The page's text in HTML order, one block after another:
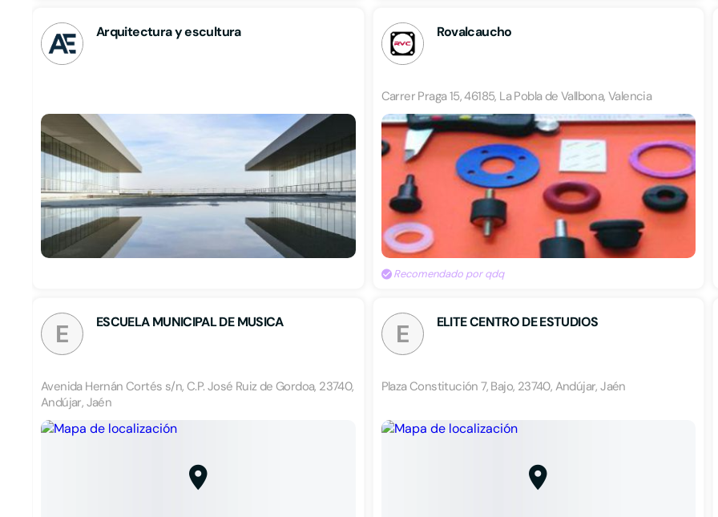
Arquitectura y escultura Rovalcaucho
Carrer Praga 15, 46185, La Pobla de Vallbona, Valencia
Recomendado por qdq
E ESCUELA MUNICIPAL DE MUSICA
Avenida Hernán Cortés s/n, C.P. José Ruiz de Gordoa, 23740,
Andújar, Jaén
E ELITE CENTRO DE ESTUDIOS
Plaza Constitución 7, Bajo, 23740, Andújar, Jaén